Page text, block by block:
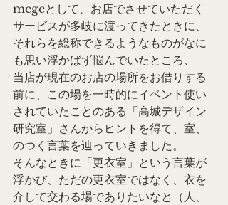
megeとして、お店でさせていただく
サービスが多岐に渡ってきたときに、
それらを総称できるようなものがなに
も思い浮かばず悩んでいたところ、
当店が現在のお店の場所をお借りする
前に、この場を一時的にイベント使い
されていたことのある「高城デザイン
研究室」さんからヒントを得て、室、
のつく言葉を辿っていきました。
そんなときに「更衣室」という言葉が
浮かび、ただの更衣室ではなく、衣を
介して交わる場でありたいなと（人、